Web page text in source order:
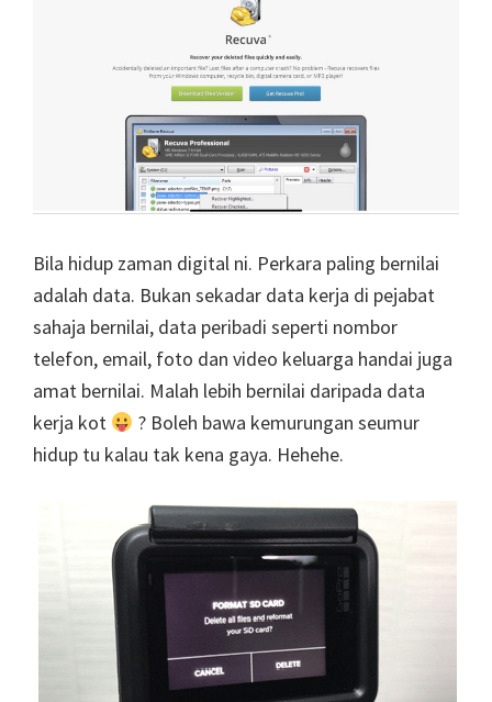
Bila hidup zaman digital ni. Perkara paling bernilai
adalah data. Bukan sekadar data kerja di pejabat
sahaja bernilai, data peribadi seperti nombor
telefon, email, foto dan video keluarga handai juga
amat bernilai. Malah lebih bernilai daripada data
kerja kot
? Boleh bawa kemurungan seumur
hidup tu kalau tak kena gaya. Hehehe.